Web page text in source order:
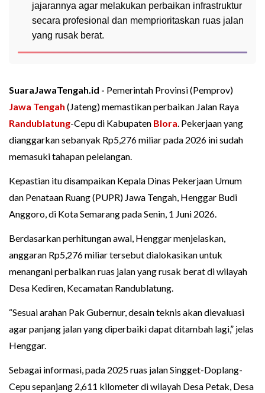
jajarannya agar melakukan perbaikan infrastruktur
secara profesional dan memprioritaskan ruas jalan
yang rusak berat.
SuaraJawaTengah.id - Pemerintah Provinsi (Pemprov)
Jawa Tengah (Jateng) memastikan perbaikan Jalan Raya
Randublatung-Cepu di Kabupaten Blora. Pekerjaan yang
dianggarkan sebanyak Rp5,276 miliar pada 2026 ini sudah
memasuki tahapan pelelangan.
Kepastian itu disampaikan Kepala Dinas Pekerjaan Umum
dan Penataan Ruang (PUPR) Jawa Tengah, Henggar Budi
Anggoro, di Kota Semarang pada Senin, 1 Juni 2026.
Berdasarkan perhitungan awal, Henggar menjelaskan,
anggaran Rp5,276 miliar tersebut dialokasikan untuk
menangani perbaikan ruas jalan yang rusak berat di wilayah
Desa Kediren, Kecamatan Randublatung.
“Sesuai arahan Pak Gubernur, desain teknis akan dievaluasi
agar panjang jalan yang diperbaiki dapat ditambah lagi,” jelas
Henggar.
Sebagai informasi, pada 2025 ruas jalan Singget-Doplang-
Cepu sepanjang 2,611 kilometer di wilayah Desa Petak, Desa